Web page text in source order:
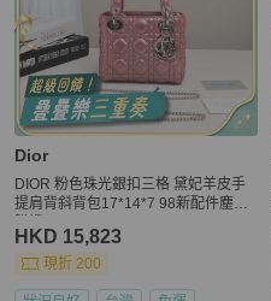
Dior
DIOR 粉色珠光銀扣三格 黛妃羊皮手
提肩背斜背包17*14*7 98新配件塵袋
HKD 15,823
現折 200